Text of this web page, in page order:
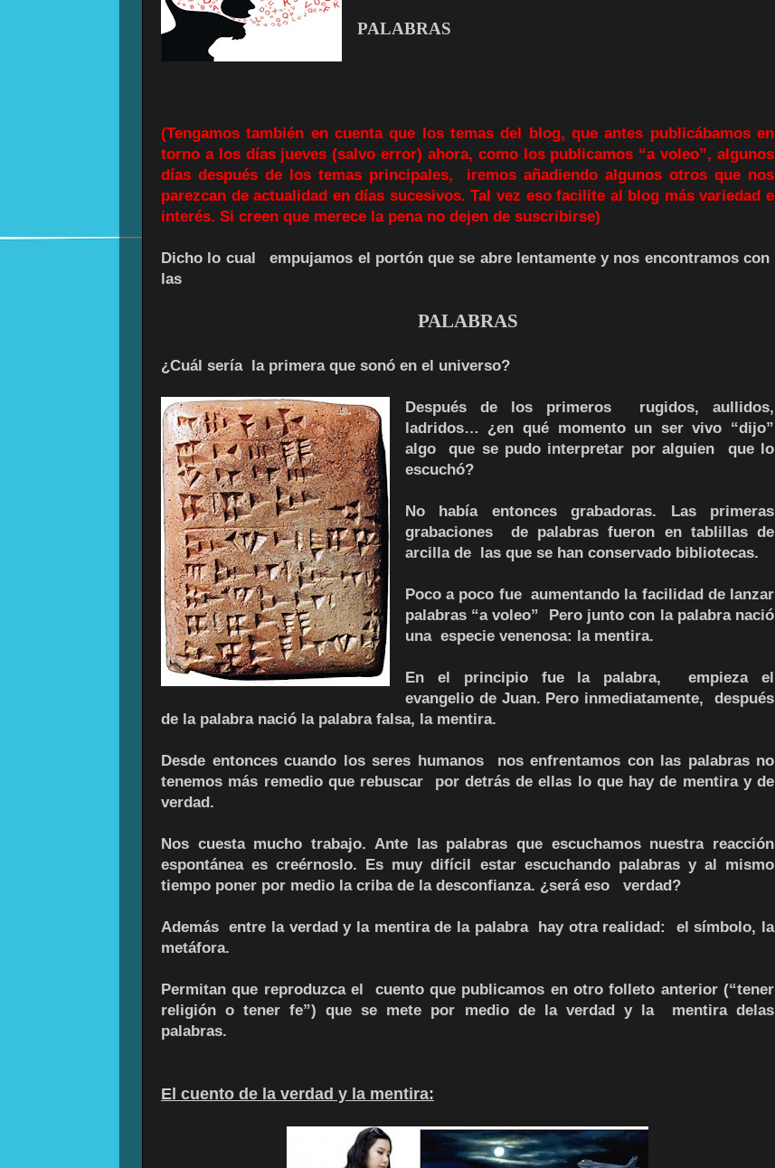
PALABRAS
(Tengamos también en cuenta que los temas del blog, que antes publicábamos en
torno a los días jueves (salvo error) ahora, como los publicamos “a voleo”, algunos
días después de los temas principales, iremos añadiendo algunos otros que nos
parezcan de actualidad en días sucesivos. Tal vez eso facilite al blog más variedad e
interés. Si creen que merece la pena no dejen de suscribirse)
Dicho lo cual empujamos el portón que se abre lentamente y nos encontramos con
las
PALABRAS
¿Cuál sería la primera que sonó en el universo?
Después de los primeros rugidos, aullidos,
ladridos… ¿en qué momento un ser vivo “dijo”
algo que se pudo interpretar por alguien que lo
escuchó?
No había entonces grabadoras. Las primeras
grabaciones de palabras fueron en tablillas de
arcilla de las que se han conservado bibliotecas.
Poco a poco fue aumentando la facilidad de lanzar
palabras “a voleo” Pero junto con la palabra nació
una especie venenosa: la mentira.
En el principio fue la palabra, empieza el
evangelio de Juan. Pero inmediatamente, después
de la palabra nació la palabra falsa, la mentira.
Desde entonces cuando los seres humanos nos enfrentamos con las palabras no
tenemos más remedio que rebuscar por detrás de ellas lo que hay de mentira y de
verdad.
Nos cuesta mucho trabajo. Ante las palabras que escuchamos nuestra reacción
espontánea es creérnoslo. Es muy difícil estar escuchando palabras y al mismo
tiempo poner por medio la criba de la desconfianza. ¿será eso verdad?
Además entre la verdad y la mentira de la palabra hay otra realidad: el símbolo, la
metáfora.
Permitan que reproduzca el cuento que publicamos en otro folleto anterior (“tener
religión o tener fe”) que se mete por medio de la verdad y la mentira delas
palabras.
El cuento de la verdad y la mentira: